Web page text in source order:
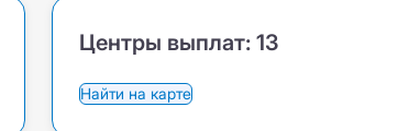
Центры выплат: 13
Найти на карте